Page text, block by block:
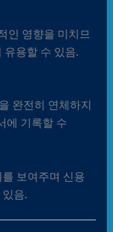
인 영향을 미치므
용할 수 있음.
완전히 연체하지
에 기록할 수
보여주며 신용
음.